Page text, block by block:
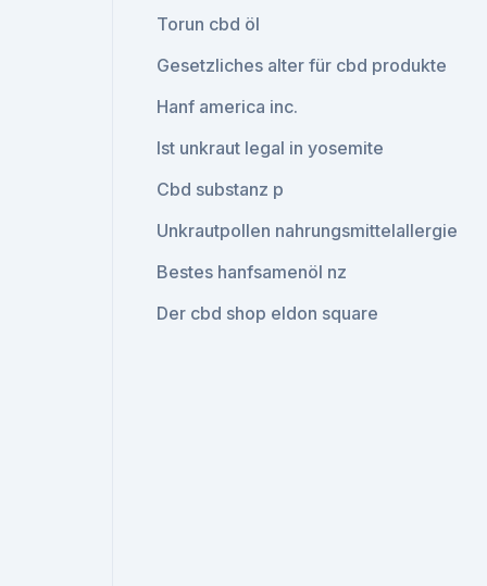
Torun cbd öl
Gesetzliches alter für cbd produkte
Hanf america inc.
Ist unkraut legal in yosemite
Cbd substanz p
Unkrautpollen nahrungsmittelallergie
Bestes hanfsamenöl nz
Der cbd shop eldon square